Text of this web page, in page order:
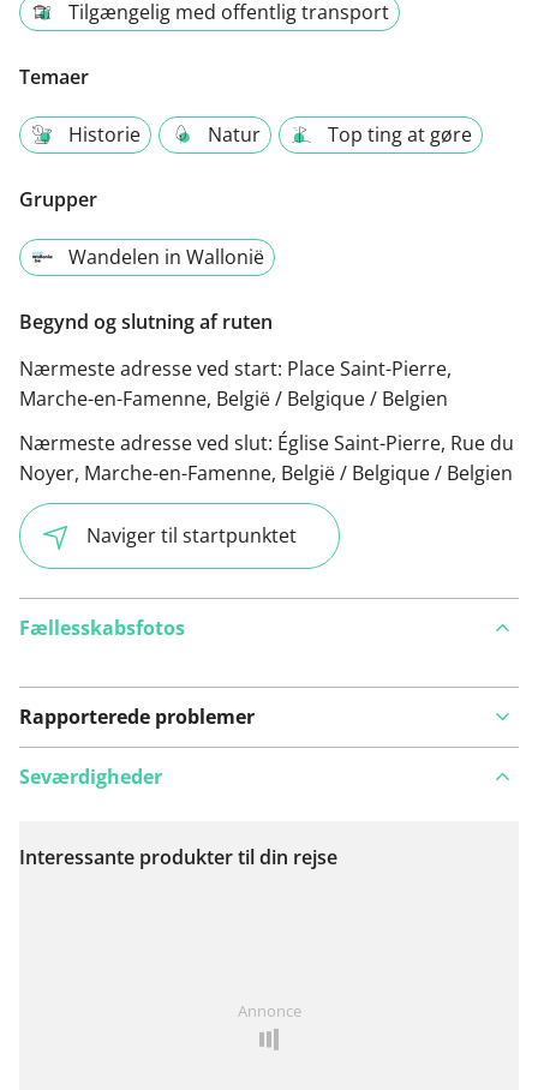
Tilgængelig med offentlig transport
Temaer
Historie Natur Top ting at gøre
Grupper
Wandelen in Wallonië
Begynd og slutning af ruten
Nærmeste adresse ved start: Place Saint-Pierre,
Marche-en-Famenne, België / Belgique / Belgien
Nærmeste adresse ved slut: Église Saint-Pierre, Rue du
Noyer, Marche-en-Famenne, België / Belgique / Belgien
Naviger til startpunktet
Fællesskabsfotos
Rapporterede problemer
Se på kort
Seværdigheder
Interessante produkter til din rejse
Annonce